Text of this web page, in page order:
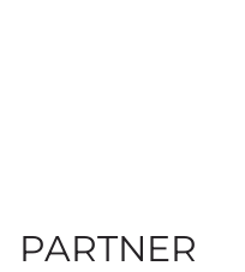
PARTNER